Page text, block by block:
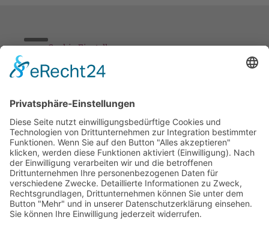
Cookie-Einstellungen